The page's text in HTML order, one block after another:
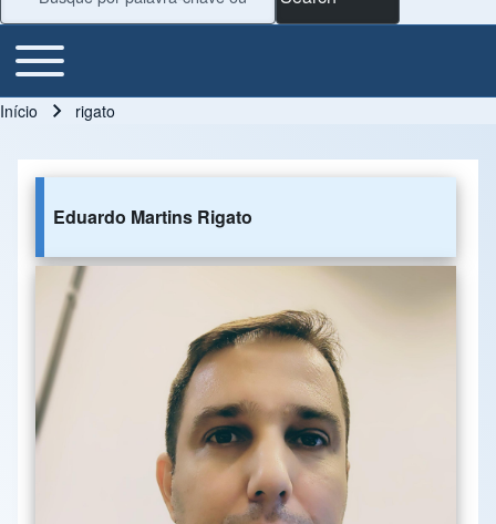
Main Menu
Toggle main menu
Início rigato
Eduardo Martins Rigato